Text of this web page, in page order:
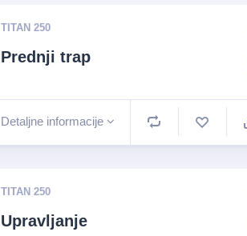
TITAN 250
Prednji trap
Detaljne informacije
TITAN 250
Upravljanje